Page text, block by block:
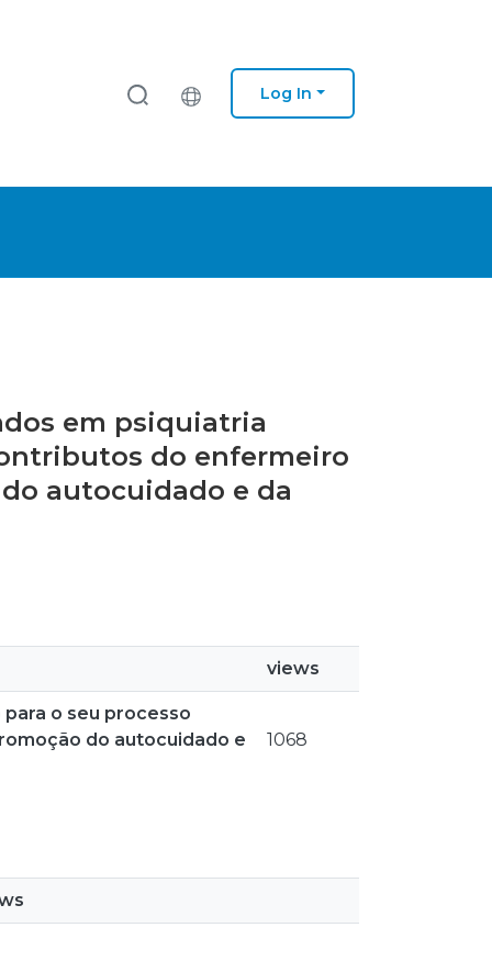
Log In
em psiquiatria
do enfermeiro
autocuidado e da
views
o seu processo
do autocuidado e
1068